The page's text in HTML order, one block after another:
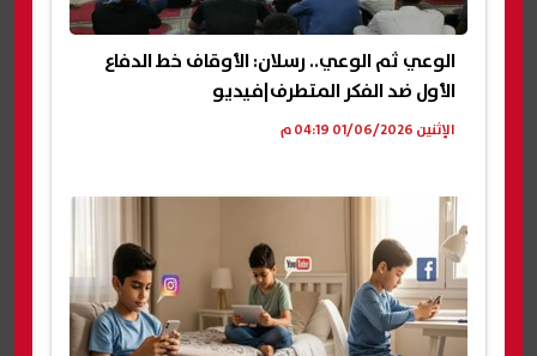
الوعي ثم الوعي.. رسلان: الأوقاف خط الدفاع
الأول ضد الفكر المتطرف|فيديو
الإثنين 01/06/2026 04:19 م